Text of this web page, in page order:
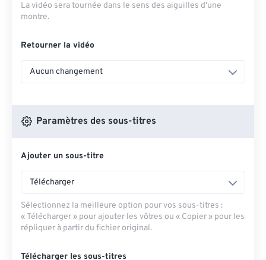
La vidéo sera tournée dans le sens des aiguilles d'une
montre.
Retourner la vidéo
Aucun changement
Paramètres des sous-titres
Ajouter un sous-titre
Télécharger
Sélectionnez la meilleure option pour vos sous-titres :
« Télécharger » pour ajouter les vôtres ou « Copier » pour les
répliquer à partir du fichier original.
Télécharger les sous-titres